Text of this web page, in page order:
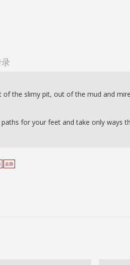
of the slimy pit, out of the mud and
paths for your feet and take only
走路